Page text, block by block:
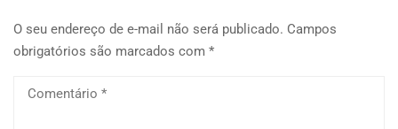
O seu endereço de e-mail não será publicado. Campos
obrigatórios são marcados com *